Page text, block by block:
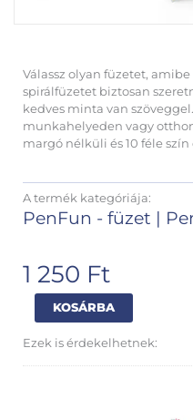
Válassz olyan füzetet, amibe
spirálfüzetet biztosan
kedves minta van
munkahelyeden vagy
margó nélküli és 10 féle
A termék kategóriája:
PenFun - füzet |
1 250 Ft
Uniwords
spirálfüzet
A5
chill
KOSÁRBA
Ezek is érdekelhetnek: